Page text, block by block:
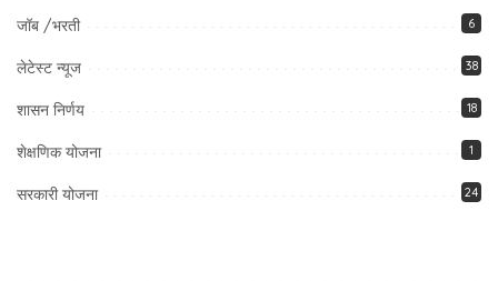
जॉब /भरती 6
लेटेस्ट न्यूज 38
शासन निर्णय 18
शेक्षणिक योजना 1
सरकारी योजना 24